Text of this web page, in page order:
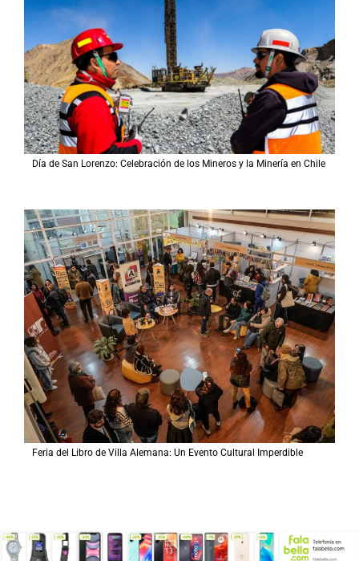
Día de San Lorenzo: Celebración de los Mineros y la Minería en Chile
Feria del Libro de Villa Alemana: Un Evento Cultural Imperdible